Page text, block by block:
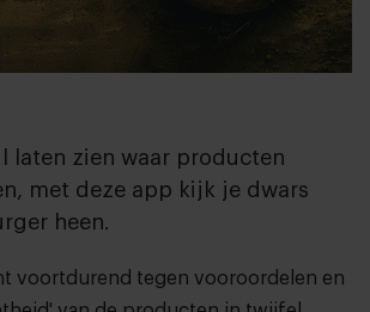
laten zien waar producten
met deze app kijk je dwars
heen.
voortdurend tegen vooroordelen en